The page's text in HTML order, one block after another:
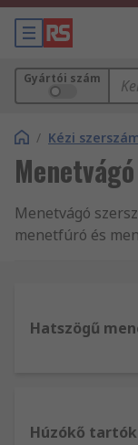
Gyártói szám
/ Kézi
Menetvágó
menetfúró és
Hatszögű
Húzókő tartók